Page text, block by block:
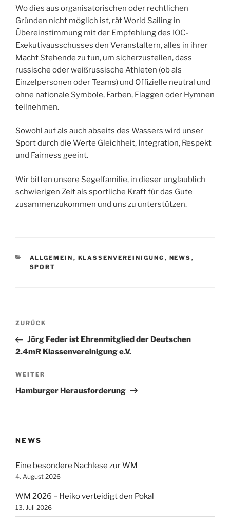
Wo dies aus organisatorischen oder rechtlichen
Gründen nicht möglich ist, rät World Sailing in
Übereinstimmung mit der Empfehlung des IOC-
Exekutivausschusses den Veranstaltern, alles in ihrer
Macht Stehende zu tun, um sicherzustellen, dass
russische oder weißrussische Athleten (ob als
Einzelpersonen oder Teams) und Offizielle neutral und
ohne nationale Symbole, Farben, Flaggen oder Hymnen
teilnehmen.
Sowohl auf als auch abseits des Wassers wird unser
Sport durch die Werte Gleichheit, Integration, Respekt
und Fairness geeint.
Wir bitten unsere Segelfamilie, in dieser unglaublich
schwierigen Zeit als sportliche Kraft für das Gute
zusammenzukommen und uns zu unterstützen.
KATEGORIEN
ALLGEMEIN , KLASSENVEREINIGUNG , NEWS ,
SPORT
Beitragsnavigation
Vorheriger
Beitrag
ZURÜCK
Jörg Feder ist Ehrenmitglied der Deutschen
2.4mR Klassenvereinigung e.V.
Nächster
Beitrag
WEITER
Hamburger Herausforderung
NEWS
Eine besondere Nachlese zur WM
4. August 2026
WM 2026 – Heiko verteidigt den Pokal
13. Juli 2026